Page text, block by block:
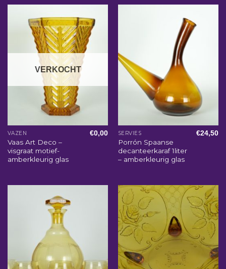
VERKOCHT
VAZEN
Vaas Art Deco –
visgraat motief-
amberkleurig glas
€0,00 SERVIES
Porrón Spaanse
decanteerkaraf 1liter
– amberkleurig glas
€24,50